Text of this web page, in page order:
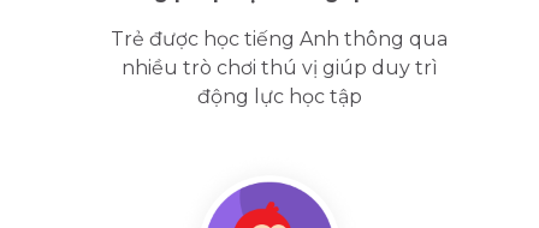
Trẻ được học tiếng Anh thông qua
nhiều trò chơi thú vị giúp duy trì
động lực học tập